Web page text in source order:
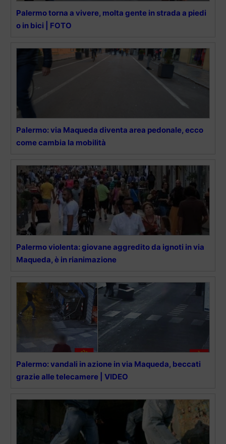
Palermo torna a vivere, molta gente in strada a piedi
o in bici | FOTO
Palermo: via Maqueda diventa area pedonale, ecco
come cambia la mobilità
Palermo violenta: giovane aggredito da ignoti in via
Maqueda, è in rianimazione
Palermo: vandali in azione in via Maqueda, beccati
grazie alle telecamere | VIDEO